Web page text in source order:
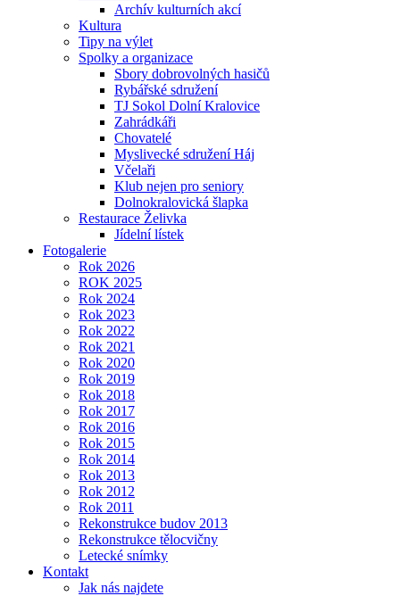
Archív kulturních akcí
Kultura
Tipy na výlet
Spolky a organizace
Sbory dobrovolných hasičů
Rybářské sdružení
TJ Sokol Dolní Kralovice
Zahrádkáři
Chovatelé
Myslivecké sdružení Háj
Včelaři
Klub nejen pro seniory
Dolnokralovická šlapka
Restaurace Želivka
Jídelní lístek
Fotogalerie
Rok 2026
ROK 2025
Rok 2024
Rok 2023
Rok 2022
Rok 2021
Rok 2020
Rok 2019
Rok 2018
Rok 2017
Rok 2016
Rok 2015
Rok 2014
Rok 2013
Rok 2012
Rok 2011
Rekonstrukce budov 2013
Rekonstrukce tělocvičny
Letecké snímky
Kontakt
Jak nás najdete